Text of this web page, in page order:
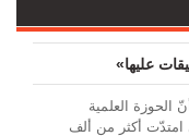
علیها»
الحوزة العلمیة
امتدّت أكثر من ألف